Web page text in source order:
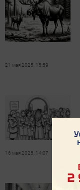
21 мая 2025, 15:59
16 мая 2025, 14:07